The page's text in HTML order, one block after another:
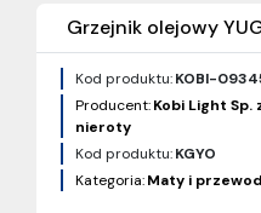
Grzejnik olejowy
Kod produktu:KOBI-
Producent:Kobi Light Sp.
nieroty
Kod produktu:KGYO
Kategoria:Maty i